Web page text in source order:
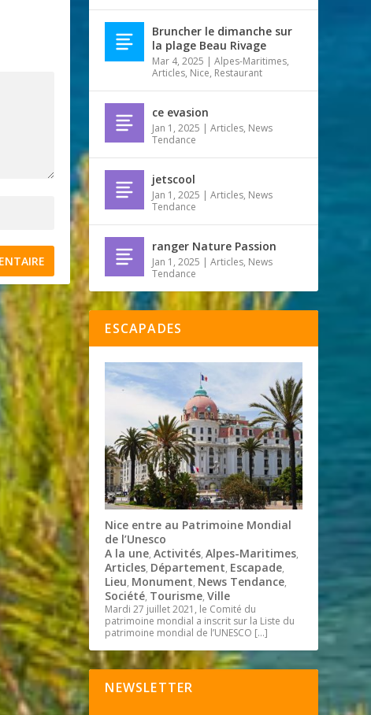
Bruncher le dimanche sur
la plage Beau Rivage
Mar 4, 2025 |Alpes-Maritimes,
Articles, Nice, Restaurant
ce evasion
Jan 1, 2025 |Articles, News
Tendance
jetscool
Jan 1, 2025 |Articles, News
Tendance
ranger Nature Passion
Jan 1, 2025 |Articles, News
Tendance
ESCAPADES
Nice entre au Patrimoine Mondial
de l’Unesco
A la une,Activités,Alpes-Maritimes,
Articles, Département, Escapade,
Lieu, Monument, News Tendance,
Société, Tourisme,Ville
Mardi 27 juillet 2021, le Comité du
patrimoine mondial a inscrit sur la Liste du
patrimoine mondial de l’UNESCO […]
NEWSLETTER